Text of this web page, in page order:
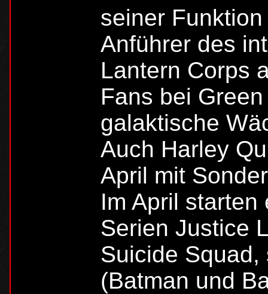
seiner
Anführer des
Lantern Corps
Fans bei
galaktische
Auch Harley
April mit
Im April
Serien Justice
Suicide
(Batman und